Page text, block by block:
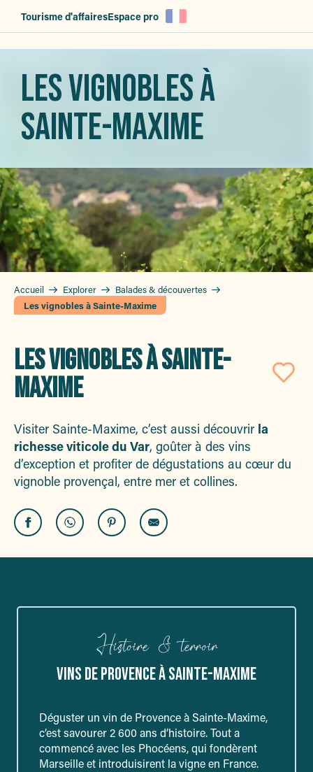
Tourisme d'affairesEspace pro
LES VIGNOBLES À
SAINTE-MAXIME
Accueil Explorer
Balades & découvertes
Les vignobles à Sainte-Maxime
LES VIGNOBLES À SAINTE-
MAXIME
Visiter Sainte-Maxime, c’est aussi découvrir la
richesse viticole du Var, goûter à des vins
d’exception et profiter de dégustations au cœur du
vignoble provençal, entre mer et collines.
Histoire & terroir
VINS DE PROVENCE À SAINTE-MAXIME
Déguster un vin de Provence à Sainte-Maxime,
c’est savourer 2 600 ans d’histoire. Tout a
commencé avec les Phocéens, qui fondèrent
Marseille et introduisirent la vigne en France.